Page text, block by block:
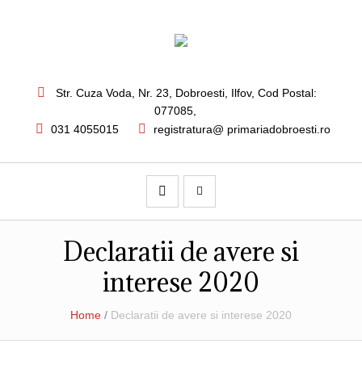
Str. Cuza Voda, Nr. 23 Dobroesti, Ilfov, Cod Postal:
077085,
031 4055015
registratura@ primariadobroesti.ro
Declaratii de avere si
interese 2020
Home / Declaratii de avere si interese 2020